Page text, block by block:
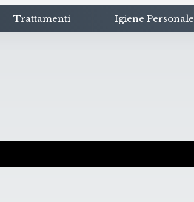
Trattamenti Igiene Personale